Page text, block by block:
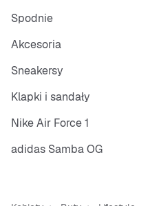
Spodnie
Akcesoria
Sneakersy
Klapki i sandały
Nike Air Force 1
adidas Samba OG